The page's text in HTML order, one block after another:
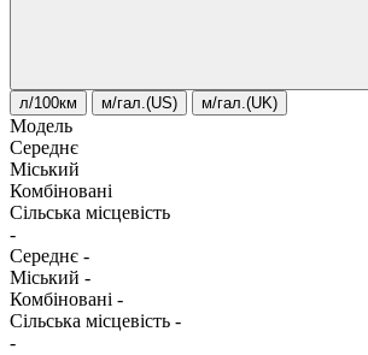
л/100км м/гал.(US) м/гал.(UK)
Модель
Середнє
Міський
Комбіновані
Сільська місцевість
-
Середнє -
Міський -
Комбіновані -
Сільська місцевість -
-